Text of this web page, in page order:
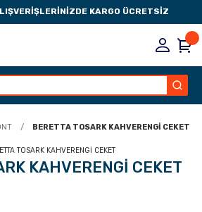
KARGO ÜCRETSİZ
Geri Dön
Geri Dön
Geri Dön
Geri Dön
BERETTA TOSARK KAHVERENGİ CEKET
KAHVERENGİ CEKET